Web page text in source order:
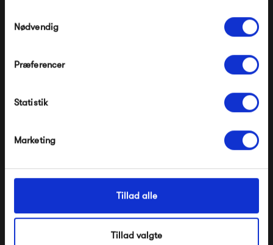
Nødvendig
Præferencer
Statistik
Marketing
Tillad alle
Tillad valgte
Weekend Bag
Kintobe STEVE the
sleeve, Dusty Dune
*Ved at tilmelde dig accepterer du at modtage e-